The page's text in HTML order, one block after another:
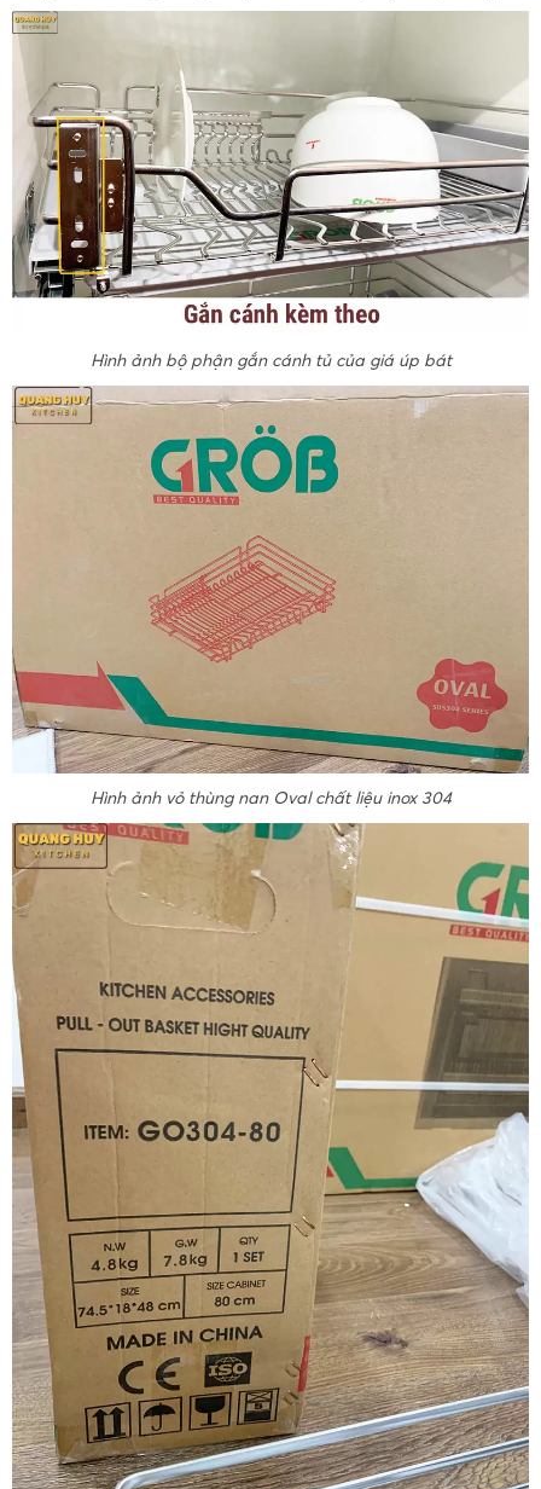
Hình ảnh bộ phận gắn cánh tủ của giá úp bát
Hình ảnh vỏ thùng nan Oval chất liệu inox 304